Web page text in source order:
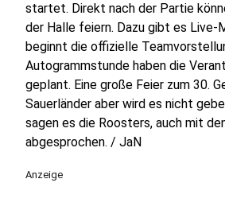
startet. Direkt nach der Partie
der Halle feiern. Dazu gibt es Live-
beginnt die offizielle
Autogrammstunde haben die
geplant. Eine große Feier zum 30.
Sauerländer aber wird es nicht
sagen es die Roosters, auch mit
abgesprochen. / JaN
Anzeige